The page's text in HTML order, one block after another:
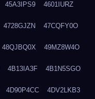
45A3IPS9 4601IURZ
4728GJZN 47CQFY0O
48QJBQ0X 49MZ8W4O
4B13IA3F 4B1N5SGO
4D90P4CC 4DV2LKB3